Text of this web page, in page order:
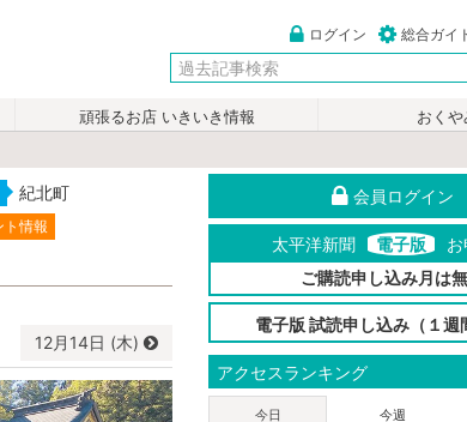
ログイン 総合ガイ
頑張るお店 いきいき情報
おくや
紀北町
ト情報
12月 14日 (木)
会員ログイン
太平洋新聞 電子版
ご購読申し込み月は
電子版 試読申し込み（１週
アクセスランキング
今日 今週